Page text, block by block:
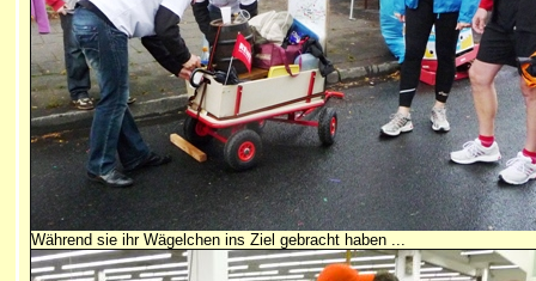
Während sie ihr Wägelchen ins Ziel gebracht haben ...